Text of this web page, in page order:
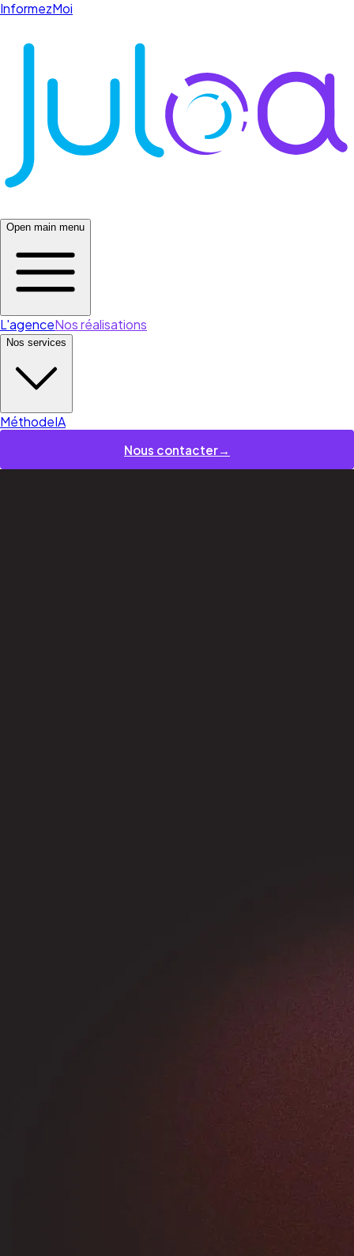
InformezMoi
Open main menu
L'agenceNos réalisations
Nos services
MéthodeIA
Nous contacter→